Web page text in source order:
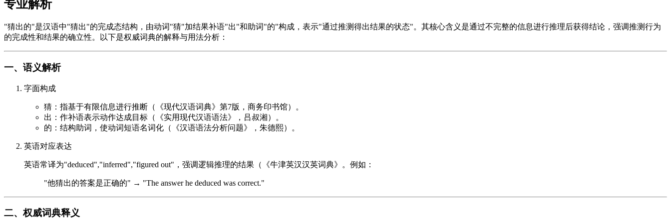
专业解析
"猜出的"是汉语中"猜出"的完成态结构，由动词"猜"加结果补语"出"和助词"的"构成，表示"通过推测得出结果的状态"。其核心含义是通过不完整的信息进行推理后获得结论，强调推测行为
的完成性和结果的确立性。以下是权威词典的解释与用法分析：
一、语义解析
字面构成
猜：指基于有限信息进行推断（《现代汉语词典》第7版，商务印书馆）。
出：作补语表示动作达成目标（《实用现代汉语语法》，吕叔湘）。
的：结构助词，使动词短语名词化（《汉语语法分析问题》，朱德熙）。
英语对应表达
英语常译为"deduced","inferred","figured out"，强调逻辑推理的结果（《牛津英汉汉英词典》。例如：
"他猜出的答案是正确的" → "The answer he deduced was correct."
二、权威词典释义